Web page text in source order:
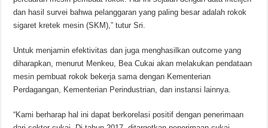
dan hasil survei bahwa pelanggaran yang paling besar adalah rokok
sigaret kretek mesin (SKM),” tutur Sri.
Untuk menjamin efektivitas dan juga menghasilkan outcome yang
diharapkan, menurut Menkeu, Bea Cukai akan melakukan pendataan
mesin pembuat rokok bekerja sama dengan Kementerian
Perdagangan, Kementerian Perindustrian, dan instansi lainnya.
“Kami berharap hal ini dapat berkorelasi positif dengan penerimaan